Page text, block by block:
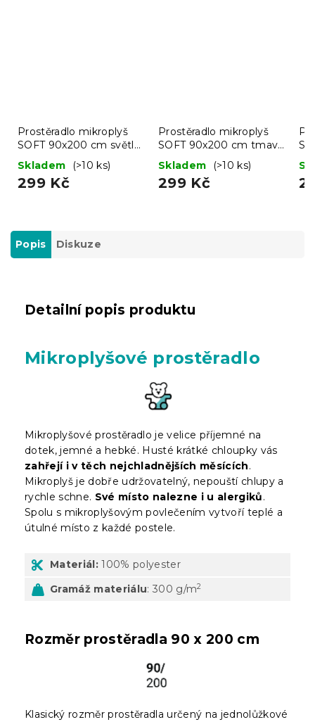
Prostěradlo mikroplyš
SOFT 90x200 cm světle
šedé
Skladem (>10 ks)
299 Kč
Prostěradlo mikroplyš
SOFT 90x200 cm tmavě
šedé
Skladem (>10 ks)
299 Kč
Popis Diskuze
Detailní popis produktu
Mikroplyšové prostěradlo
Mikroplyšové prostěradlo je velice příjemné na
dotek, jemné a hebké. Husté krátké chloupky vás
zahřejí i v těch nejchladnějších měsících.
Mikroplyš je dobře udržovatelný, nepouští chlupy a
rychle schne. Své místo nalezne i u alergiků.
Spolu s mikroplyšovým povlečením vytvoří teplé a
útulné místo z každé postele.
Materiál: 100% polyester
Gramáž materiálu: 300 g/m2
Rozměr prostěradla 90 x 200 cm
Klasický rozměr prostěradla určený na jednolůžkové